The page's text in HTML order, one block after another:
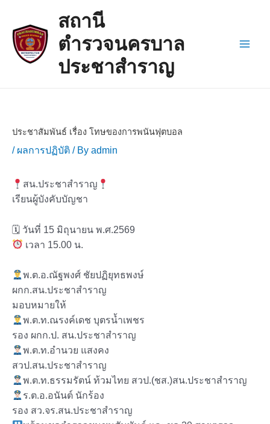
content
สถานี
ตำรวจนครบาล
ประชาสำราญ
ประชาสัมพันธ์ เรื่อง โทษของการพนันฟุตบอล
/ ผลการปฏิบัติ / By admin
สน.ประชาสำราญ
เรียนผู้บังคับบัญชา
🗓 วันที่ 15 มิถุนายน พ.ศ.2569
เวลา 15.00 น.
พ.ต.อ.ณัฐพงศ์ ชัยปฏิยุทธพงษ์
ผกก.สน.ประชาสำราญ
มอบหมายให้
พ.ต.ท.ณรงค์เดช บุตรน้ำเพชร
รอง ผกก.ป. สน.ประชาสำราญ
พ.ต.ท.อำนวย แสงคง
สวป.สน.ประชาสำราญ
พ.ต.ท.ธรรมรัตน์ ท้วมไทย สวป.(ชส.)สน.ประชาสำราญ
ร.ต.อ.อนันต์ นักร้อง
รอง สว.จร.สน.ประชาสำราญ
navigation